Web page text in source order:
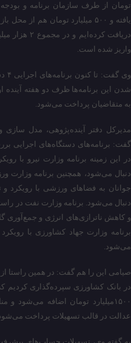
تومان از طرف سازمان برنامه و
یافته و ۵۰۰ میلیارد تومان هم
دریافت
واریز شده است.
شدن این برنامه‌ها ظرف دو هفته
به متقاضیان پرداخت می‌شود.
مدیرکل دفتر آینده‌پژوهی، مدل سازی
گفت: برنامه‌های دستگاه‌های اجرایی
در این زمینه برنامه وزارت نیرو با
دنبال می‌شود، همچنین برنامه وزارت
جوانان به فضاهای ورزشی با رویکرد و
دنبال می‌شود. برنامه وزارت نفت در
و کاهش ناترازی‌های انرژی و جمع‌آوری
برنامه وزارت جهاد کشاورزی با
می‌شود.
در بانک کشاورزی سپرده‌گذاری کردیم
۱۵۰۰میلیارد تومان اضافه
عدالت در قالب تسهیلات پرداخت